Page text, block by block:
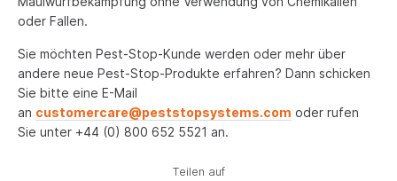
oder Fallen.
Sie möchten Pest-Stop-Kunde werden oder mehr über
andere neue Pest-Stop-Produkte erfahren? Dann schicken
Sie bitte eine E-Mail
an customercare@peststopsystems.com oder rufen
Sie unter +44 (0) 800 652 5521 an.
Teilen auf